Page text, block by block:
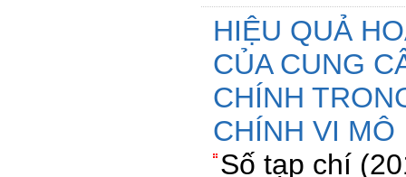
HIỆU QUẢ
CỦA CUNG
CHÍNH
CHÍNH VI MÔ
Số tạp chí